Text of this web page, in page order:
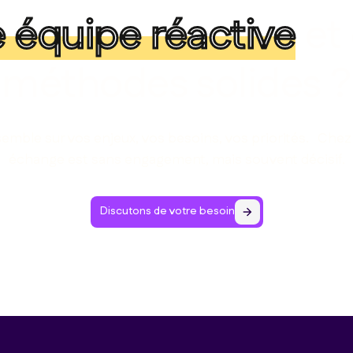
équipe réactiveet
Discutons de votre besoin